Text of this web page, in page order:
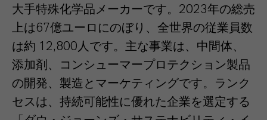
大手特殊化学品メーカーです。2023年の総売
上は67億ユーロにのぼり、全世界の従業員数
は約 12,800人です。主な事業は、中間体、
添加剤、コンシューマープロテクション製品
の開発、製造とマーケティングです。ランク
セスは、持続可能性に優れた企業を選定する